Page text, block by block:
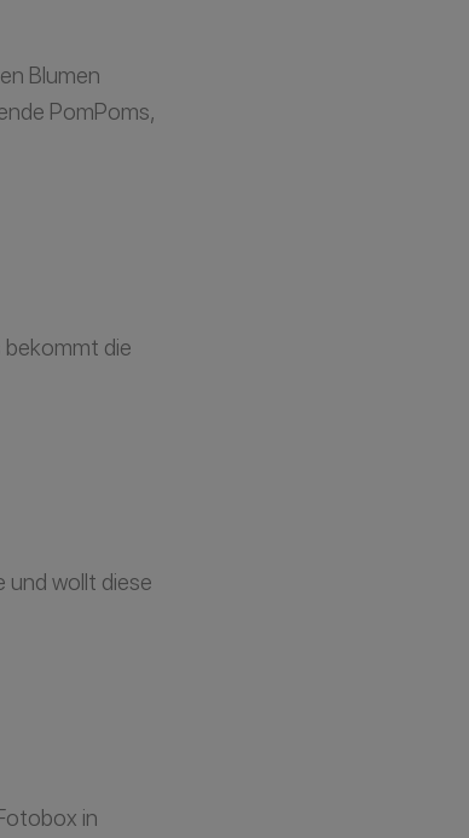
Blumen
PomPoms,
bekommt die
und wollt diese
in